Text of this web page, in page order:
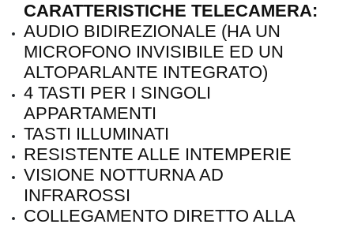
CARATTERISTICHE TELECAMERA:
AUDIO BIDIREZIONALE (HA UN
MICROFONO INVISIBILE ED UN
ALTOPARLANTE INTEGRATO)
4 TASTI PER I SINGOLI
APPARTAMENTI
TASTI ILLUMINATI
RESISTENTE ALLE INTEMPERIE
VISIONE NOTTURNA AD
INFRAROSSI
COLLEGAMENTO DIRETTO ALLA